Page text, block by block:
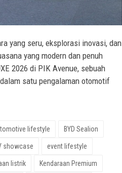
yang seru, eksplorasi inovasi, dan
yang modern dan penuh
2026 di PIK Avenue, sebuah
satu pengalaman otomotif
lifestyle BYD Sealion
showcase event lifestyle
listrik Kendaraan Premium